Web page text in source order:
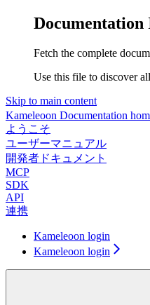
Documentation
Fetch the complete
Use this file to discover
Skip to main content
Kameleoon Documentation
ようこそ
ユーザーマニュアル
開発者ドキュメント
MCP
SDK
API
連携
Kameleoon login
Kameleoon login